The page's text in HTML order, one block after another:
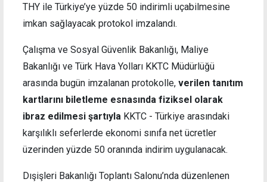
THY ile Türkiye’ye yüzde 50 indirimli uçabilmesine
imkan sağlayacak protokol imzalandı.
Çalışma ve Sosyal Güvenlik Bakanlığı, Maliye
Bakanlığı ve Türk Hava Yolları KKTC Müdürlüğü
arasında bugün imzalanan protokolle, verilen tanıtım
kartlarını biletleme esnasında fiziksel olarak
ibraz edilmesi şartıyla KKTC - Türkiye arasındaki
karşılıklı seferlerde ekonomi sınıfa net ücretler
üzerinden yüzde 50 oranında indirim uygulanacak.
Dışişleri Bakanlığı Toplantı Salonu’nda düzenlenen